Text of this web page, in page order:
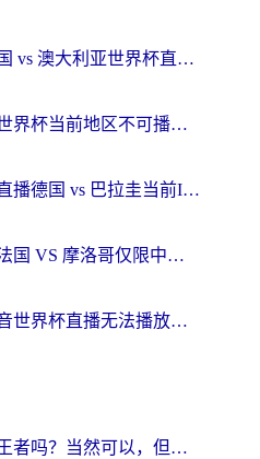
在国外怎么看美国 vs 澳大利亚世界杯直播？海外党必藏的中文解说观赛指南
在加拿大看抖音世界杯当前地区不可播放？海外党体育观赛终极指南
在海外看世界杯直播德国 vs 巴拉圭当前IP受限制？这篇指南帮你轻松解决地区限制
在国外看世界杯法国 VS 摩洛哥仅限中国大陆？别让地域限制拦下你的欢呼
在澳大利亚看抖音世界杯直播无法播放？海外党体育观赛终极指南来了！
身在国外可以玩王者吗？当然可以，但你需要这份“加速”指南